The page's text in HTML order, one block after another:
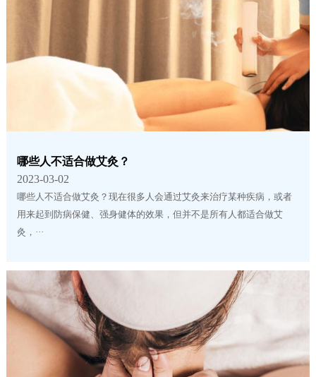
哪些人不适合做艾灸？
2023-03-02
哪些人不适合做艾灸？现在很多人会通过艾灸来治疗某种疾病，或者
用来起到防病保健、强身健体的效果，但并不是所有人都适合做艾
灸，···